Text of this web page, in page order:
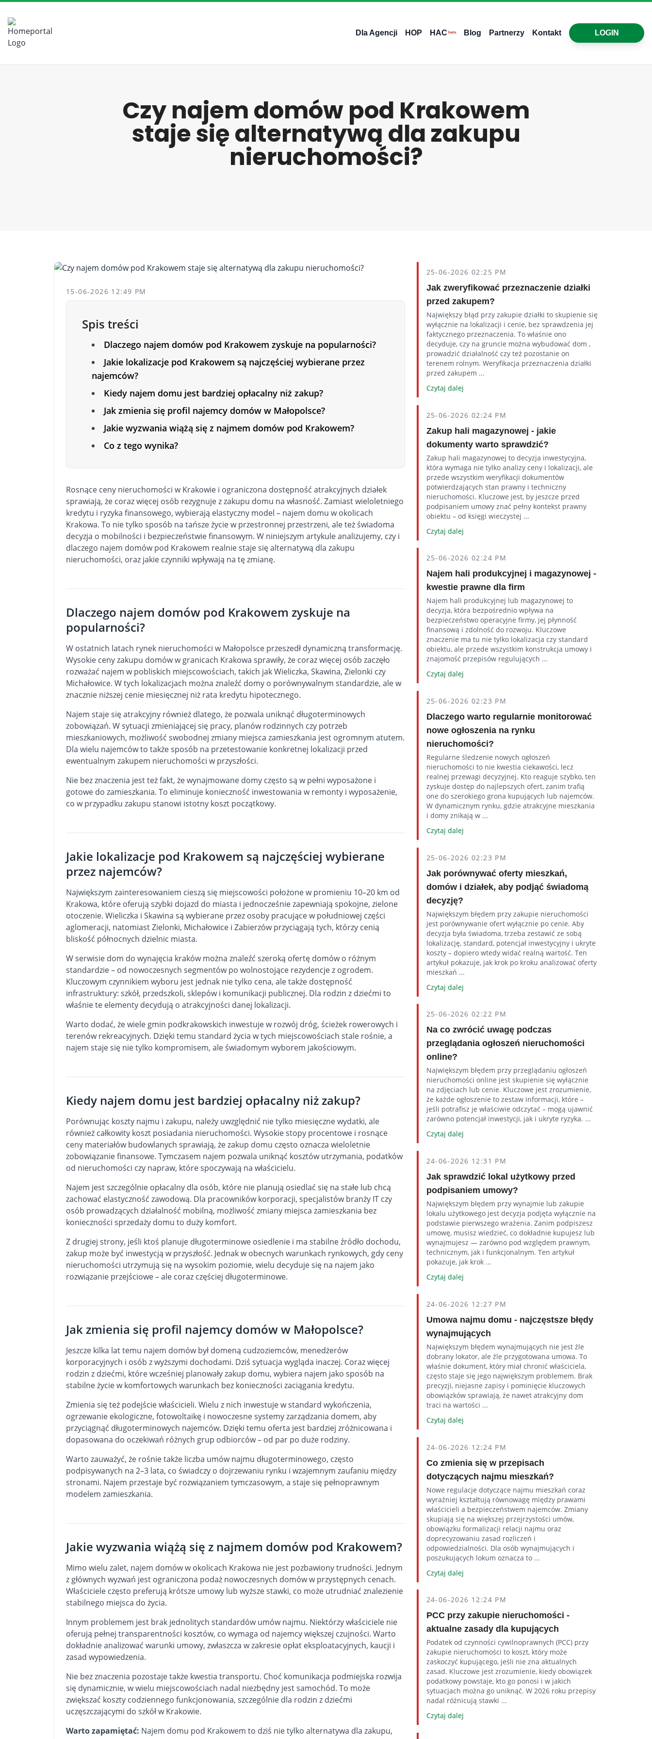
Dla Agencji HOP HAC beta Blog Partnerzy Kontakt LOGIN
Czy najem domów pod Krakowem
staje się alternatywą dla zakupu
nieruchomości?
15-06-2026 12:49 PM
Spis treści
Dlaczego najem domów pod Krakowem zyskuje na popularności?
Jakie lokalizacje pod Krakowem są najczęściej wybierane przez
najemców?
Kiedy najem domu jest bardziej opłacalny niż zakup?
Jak zmienia się profil najemcy domów w Małopolsce?
Jakie wyzwania wiążą się z najmem domów pod Krakowem?
Co z tego wynika?
Rosnące ceny nieruchomości w Krakowie i ograniczona dostępność atrakcyjnych działek
sprawiają, że coraz więcej osób rezygnuje z zakupu domu na własność. Zamiast wieloletniego
kredytu i ryzyka finansowego, wybierają elastyczny model – najem domu w okolicach
Krakowa. To nie tylko sposób na tańsze życie w przestronnej przestrzeni, ale też świadoma
decyzja o mobilności i bezpieczeństwie finansowym. W niniejszym artykule analizujemy, czy i
dlaczego najem domów pod Krakowem realnie staje się alternatywą dla zakupu
nieruchomości, oraz jakie czynniki wpływają na tę zmianę.
Dlaczego najem domów pod Krakowem zyskuje na
popularności?
W ostatnich latach rynek nieruchomości w Małopolsce przeszedł dynamiczną transformację.
Wysokie ceny zakupu domów w granicach Krakowa sprawiły, że coraz więcej osób zaczęło
rozważać najem w pobliskich miejscowościach, takich jak Wieliczka, Skawina, Zielonki czy
Michałowice. W tych lokalizacjach można znaleźć domy o porównywalnym standardzie, ale w
znacznie niższej cenie miesięcznej niż rata kredytu hipotecznego.
Najem staje się atrakcyjny również dlatego, że pozwala uniknąć długoterminowych
zobowiązań. W sytuacji zmieniającej się pracy, planów rodzinnych czy potrzeb
mieszkaniowych, możliwość swobodnej zmiany miejsca zamieszkania jest ogromnym atutem.
Dla wielu najemców to także sposób na przetestowanie konkretnej lokalizacji przed
ewentualnym zakupem nieruchomości w przyszłości.
Nie bez znaczenia jest też fakt, że wynajmowane domy często są w pełni wyposażone i
gotowe do zamieszkania. To eliminuje konieczność inwestowania w remonty i wyposażenie,
co w przypadku zakupu stanowi istotny koszt początkowy.
Jakie lokalizacje pod Krakowem są najczęściej wybierane
przez najemców?
Największym zainteresowaniem cieszą się miejscowości położone w promieniu 10–20 km od
Krakowa, które oferują szybki dojazd do miasta i jednocześnie zapewniają spokojne, zielone
otoczenie. Wieliczka i Skawina są wybierane przez osoby pracujące w południowej części
aglomeracji, natomiast Zielonki, Michałowice i Zabierzów przyciągają tych, którzy cenią
bliskość północnych dzielnic miasta.
W serwisie dom do wynajęcia krakówmożna znaleźć szeroką ofertę domów o różnym
standardzie – od nowoczesnych segmentów po wolnostojące rezydencje z ogrodem.
Kluczowym czynnikiem wyboru jest jednak nie tylko cena, ale także dostępność
infrastruktury: szkół, przedszkoli, sklepów i komunikacji publicznej. Dla rodzin z dziećmi to
właśnie te elementy decydują o atrakcyjności danej lokalizacji.
Warto dodać, że wiele gmin podkrakowskich inwestuje w rozwój dróg, ścieżek rowerowych i
terenów rekreacyjnych. Dzięki temu standard życia w tych miejscowościach stale rośnie, a
najem staje się nie tylko kompromisem, ale świadomym wyborem jakościowym.
Kiedy najem domu jest bardziej opłacalny niż zakup?
Porównując koszty najmu i zakupu, należy uwzględnić nie tylko miesięczne wydatki, ale
również całkowity koszt posiadania nieruchomości. Wysokie stopy procentowe i rosnące
ceny materiałów budowlanych sprawiają, że zakup domu często oznacza wieloletnie
zobowiązanie finansowe. Tymczasem najem pozwala uniknąć kosztów utrzymania, podatków
od nieruchomości czy napraw, które spoczywają na właścicielu.
Najem jest szczególnie opłacalny dla osób, które nie planują osiedlać się na stałe lub chcą
zachować elastyczność zawodową. Dla pracowników korporacji, specjalistów branży IT czy
osób prowadzących działalność mobilną, możliwość zmiany miejsca zamieszkania bez
konieczności sprzedaży domu to duży komfort.
Z drugiej strony, jeśli ktoś planuje długoterminowe osiedlenie i ma stabilne źródło dochodu,
zakup może być inwestycją w przyszłość. Jednak w obecnych warunkach rynkowych, gdy ceny
nieruchomości utrzymują się na wysokim poziomie, wielu decyduje się na najem jako
rozwiązanie przejściowe – ale coraz częściej długoterminowe.
Jak zmienia się profil najemcy domów w Małopolsce?
Jeszcze kilka lat temu najem domów był domeną cudzoziemców, menedżerów
korporacyjnych i osób z wyższymi dochodami. Dziś sytuacja wygląda inaczej. Coraz więcej
rodzin z dziećmi, które wcześniej planowały zakup domu, wybiera najem jako sposób na
stabilne życie w komfortowych warunkach bez konieczności zaciągania kredytu.
Zmienia się też podejście właścicieli. Wielu z nich inwestuje w standard wykończenia,
ogrzewanie ekologiczne, fotowoltaikę i nowoczesne systemy zarządzania domem, aby
przyciągnąć długoterminowych najemców. Dzięki temu oferta jest bardziej zróżnicowana i
dopasowana do oczekiwań różnych grup odbiorców – od par po duże rodziny.
Warto zauważyć, że rośnie także liczba umów najmu długoterminowego, często
podpisywanych na 2–3 lata, co świadczy o dojrzewaniu rynku i wzajemnym zaufaniu między
stronami. Najem przestaje być rozwiązaniem tymczasowym, a staje się pełnoprawnym
modelem zamieszkania.
Jakie wyzwania wiążą się z najmem domów pod Krakowem?
Mimo wielu zalet, najem domów w okolicach Krakowa nie jest pozbawiony trudności. Jednym
z głównych wyzwań jest ograniczona podaż nowoczesnych domów w przystępnych cenach.
Właściciele często preferują krótsze umowy lub wyższe stawki, co może utrudniać znalezienie
stabilnego miejsca do życia.
Innym problemem jest brak jednolitych standardów umów najmu. Niektórzy właściciele nie
oferują pełnej transparentności kosztów, co wymaga od najemcy większej czujności. Warto
dokładnie analizować warunki umowy, zwłaszcza w zakresie opłat eksploatacyjnych, kaucji i
zasad wypowiedzenia.
Nie bez znaczenia pozostaje także kwestia transportu. Choć komunikacja podmiejska rozwija
się dynamicznie, w wielu miejscowościach nadal niezbędny jest samochód. To może
zwiększać koszty codziennego funkcjonowania, szczególnie dla rodzin z dziećmi
uczęszczającymi do szkół w Krakowie.
Warto zapamiętać: Najem domu pod Krakowem to dziś nie tylko alternatywa dla zakupu,
25-06-2026 02:25 PM
Jak zweryfikować przeznaczenie działki
przed zakupem?
Największy błąd przy zakupie działki to skupienie się
wyłącznie na lokalizacji i cenie, bez sprawdzenia jej
faktycznego przeznaczenia. To właśnie ono
decyduje, czy na gruncie można wybudować dom ,
prowadzić działalność czy też pozostanie on
terenem rolnym. Weryfikacja przeznaczenia działki
przed zakupem ...
Czytaj dalej
25-06-2026 02:24 PM
Zakup hali magazynowej - jakie
dokumenty warto sprawdzić?
Zakup hali magazynowej to decyzja inwestycyjna,
która wymaga nie tylko analizy ceny i lokalizacji, ale
przede wszystkim weryfikacji dokumentów
potwierdzających stan prawny i techniczny
nieruchomości. Kluczowe jest, by jeszcze przed
podpisaniem umowy znać pełny kontekst prawny
obiektu – od księgi wieczystej ...
Czytaj dalej
25-06-2026 02:24 PM
Najem hali produkcyjnej i magazynowej -
kwestie prawne dla firm
Najem hali produkcyjnej lub magazynowej to
decyzja, która bezpośrednio wpływa na
bezpieczeństwo operacyjne firmy, jej płynność
finansową i zdolność do rozwoju. Kluczowe
znaczenie ma tu nie tylko lokalizacja czy standard
obiektu, ale przede wszystkim konstrukcja umowy i
znajomość przepisów regulujących ...
Czytaj dalej
25-06-2026 02:23 PM
Dlaczego warto regularnie monitorować
nowe ogłoszenia na rynku
nieruchomości?
Regularne śledzenie nowych ogłoszeń
nieruchomości to nie kwestia ciekawości, lecz
realnej przewagi decyzyjnej. Kto reaguje szybko, ten
zyskuje dostęp do najlepszych ofert, zanim trafią
one do szerokiego grona kupujących lub najemców.
W dynamicznym rynku, gdzie atrakcyjne mieszkania
i domy znikają w ...
Czytaj dalej
25-06-2026 02:23 PM
Jak porównywać oferty mieszkań,
domów i działek, aby podjąć świadomą
decyzję?
Największym błędem przy zakupie nieruchomości
jest porównywanie ofert wyłącznie po cenie. Aby
decyzja była świadoma, trzeba zestawić ze sobą
lokalizację, standard, potencjał inwestycyjny i ukryte
koszty – dopiero wtedy widać realną wartość. Ten
artykuł pokazuje, jak krok po kroku analizować oferty
mieszkań ...
Czytaj dalej
25-06-2026 02:22 PM
Na co zwrócić uwagę podczas
przeglądania ogłoszeń nieruchomości
online?
Największym błędem przy przeglądaniu ogłoszeń
nieruchomości online jest skupienie się wyłącznie
na zdjęciach lub cenie. Kluczowe jest zrozumienie,
że każde ogłoszenie to zestaw informacji, które –
jeśli potrafisz je właściwie odczytać – mogą ujawnić
zarówno potencjał inwestycji, jak i ukryte ryzyka. ...
Czytaj dalej
24-06-2026 12:31 PM
Jak sprawdzić lokal użytkowy przed
podpisaniem umowy?
Największym błędem przy wynajmie lub zakupie
lokalu użytkowego jest decyzja podjęta wyłącznie na
podstawie pierwszego wrażenia. Zanim podpiszesz
umowę, musisz wiedzieć, co dokładnie kupujesz lub
wynajmujesz — zarówno pod względem prawnym,
technicznym, jak i funkcjonalnym. Ten artykuł
pokazuje, jak krok ...
Czytaj dalej
24-06-2026 12:27 PM
Umowa najmu domu - najczęstsze błędy
wynajmujących
Największym błędem wynajmujących nie jest źle
dobrany lokator, ale źle przygotowana umowa. To
właśnie dokument, który miał chronić właściciela,
często staje się jego największym problemem. Brak
precyzji, niejasne zapisy i pominięcie kluczowych
obowiązków sprawiają, że nawet atrakcyjny dom
traci na wartości ...
Czytaj dalej
24-06-2026 12:24 PM
Co zmienia się w przepisach
dotyczących najmu mieszkań?
Nowe regulacje dotyczące najmu mieszkań coraz
wyraźniej kształtują równowagę między prawami
właścicieli a bezpieczeństwem najemców. Zmiany
skupiają się na większej przejrzystości umów,
obowiązku formalizacji relacji najmu oraz
doprecyzowaniu zasad rozliczeń i
odpowiedzialności. Dla osób wynajmujących i
poszukujących lokum oznacza to ...
Czytaj dalej
24-06-2026 12:24 PM
PCC przy zakupie nieruchomości -
aktualne zasady dla kupujących
Podatek od czynności cywilnoprawnych (PCC) przy
zakupie nieruchomości to koszt, który może
zaskoczyć kupującego, jeśli nie zna aktualnych
zasad. Kluczowe jest zrozumienie, kiedy obowiązek
podatkowy powstaje, kto go ponosi i w jakich
sytuacjach można go uniknąć. W 2026 roku przepisy
nadal różnicują stawki ...
Czytaj dalej